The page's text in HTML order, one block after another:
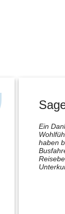
Ein
haben